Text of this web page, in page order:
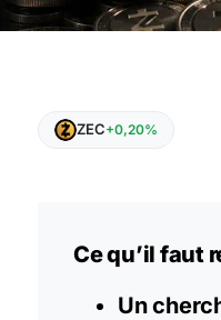
ZEC+0,20%
Ce qu’il faut
Un